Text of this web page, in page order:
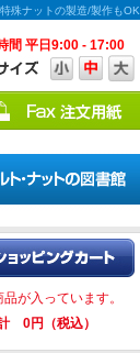
殊ナットの製造/製作もOK
間 平日9:00 - 17:00
ペー
が入っています。
0円（税込）